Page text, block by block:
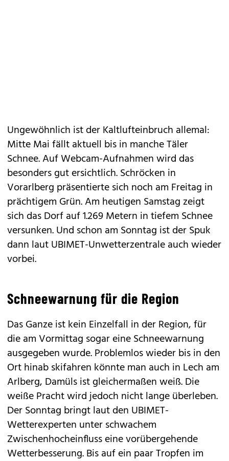
Ungewöhnlich ist der Kaltlufteinbruch allemal:
Mitte Mai fällt aktuell bis in manche Täler
Schnee. Auf Webcam-Aufnahmen wird das
besonders gut ersichtlich. Schröcken in
Vorarlberg präsentierte sich noch am Freitag in
prächtigem Grün. Am heutigen Samstag zeigt
sich das Dorf auf 1.269 Metern in tiefem Schnee
versunken. Und schon am Sonntag ist der Spuk
dann laut UBIMET-Unwetterzentrale auch wieder
vorbei.
Schneewarnung für die Region
Das Ganze ist kein Einzelfall in der Region, für
die am Vormittag sogar eine Schneewarnung
ausgegeben wurde. Problemlos wieder bis in den
Ort hinab skifahren könnte man auch in Lech am
Arlberg, Damüls ist gleichermaßen weiß. Die
weiße Pracht wird jedoch nicht lange überleben.
Der Sonntag bringt laut den UBIMET-
Wetterexperten unter schwachem
Zwischenhocheinfluss eine vorübergehende
Wetterbesserung. Bis auf ein paar Tropfen im